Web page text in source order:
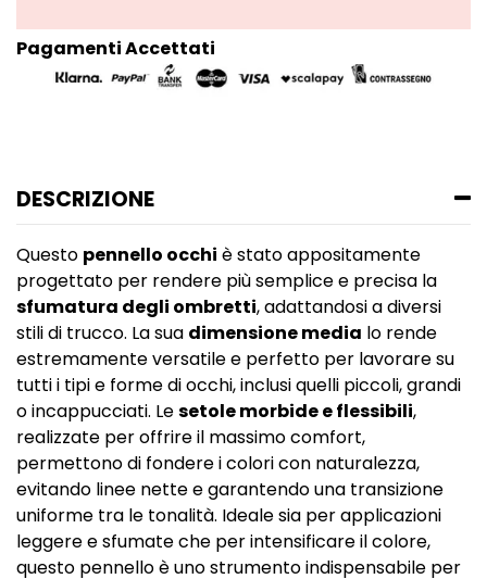
Pagamenti Accettati
DESCRIZIONE
Questo pennello occhi è stato appositamente
progettato per rendere più semplice e precisa la
sfumatura degli ombretti, adattandosi a diversi
stili di trucco. La sua dimensione media lo rende
estremamente versatile e perfetto per lavorare su
tutti i tipi e forme di occhi, inclusi quelli piccoli, grandi
o incappucciati. Lesetole morbide e flessibili,
realizzate per offrire il massimo comfort,
permettono di fondere i colori con naturalezza,
evitando linee nette e garantendo una transizione
uniforme tra le tonalità. Ideale sia per applicazioni
leggere e sfumate che per intensificare il colore,
questo pennello è uno strumento indispensabile per